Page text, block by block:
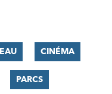
CINÉMA
PARCS